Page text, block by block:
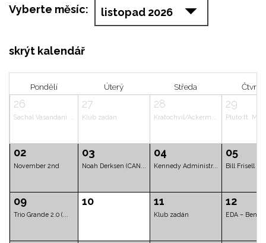
Vyberte měsíc:
skrýt kalendář
Pondělí Úterý Středa